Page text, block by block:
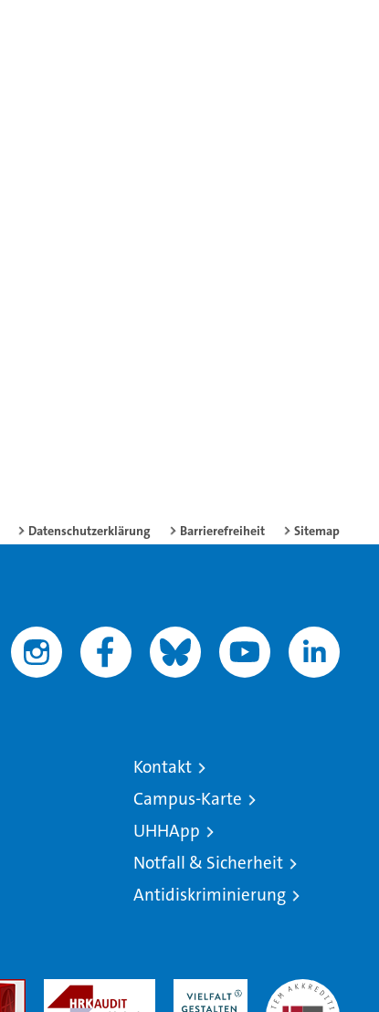
Datenschutzerklärung Barrierefreiheit Sitemap
Kontakt
Campus-Karte
UHHApp
Notfall & Sicherheit
Antidiskriminierung